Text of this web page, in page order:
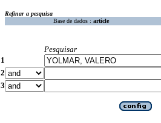
Refinar a pesquisa
Base de dados : article
Pesquisar
1
2
3